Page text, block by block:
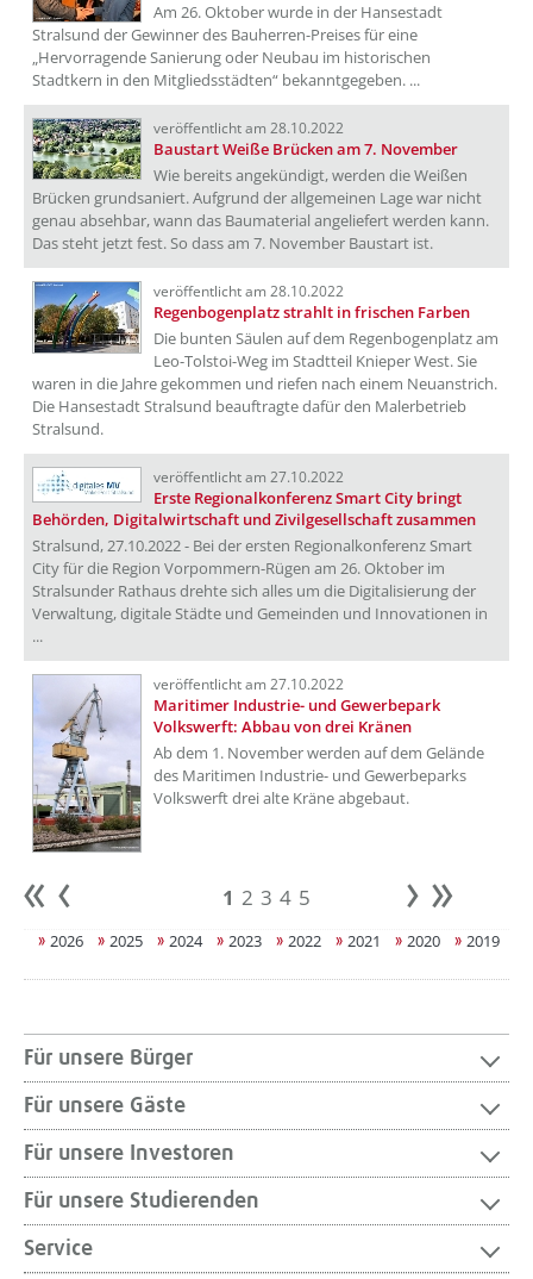
Am 26. Oktober wurde in der Hansestadt
Stralsund der Gewinner des Bauherren-Preises für eine
„Hervorragende Sanierung oder Neubau im historischen
Stadtkern in den Mitgliedsstädten“ bekanntgegeben. ...
veröffentlicht am 28.10.2022
Baustart Weiße Brücken am 7. November
Wie bereits angekündigt, werden die Weißen
Brücken grundsaniert. Aufgrund der allgemeinen Lage war nicht
genau absehbar, wann das Baumaterial angeliefert werden kann.
Das steht jetzt fest. So dass am 7. November Baustart ist.
veröffentlicht am 28.10.2022
Regenbogenplatz strahlt in frischen Farben
Die bunten Säulen auf dem Regenbogenplatz am
Leo-Tolstoi-Weg im Stadtteil Knieper West. Sie
waren in die Jahre gekommen und riefen nach einem Neuanstrich.
Die Hansestadt Stralsund beauftragte dafür den Malerbetrieb
Stralsund.
veröffentlicht am 27.10.2022
Erste Regionalkonferenz Smart City bringt
Behörden, Digitalwirtschaft und Zivilgesellschaft zusammen
Stralsund, 27.10.2022 - Bei der ersten Regionalkonferenz Smart
City für die Region Vorpommern-Rügen am 26. Oktober im
Stralsunder Rathaus drehte sich alles um die Digitalisierung der
Verwaltung, digitale Städte und Gemeinden und Innovationen in
...
veröffentlicht am 27.10.2022
Maritimer Industrie- und Gewerbepark
Volkswerft: Abbau von drei Kränen
Ab dem 1. November werden auf dem Gelände
des Maritimen Industrie- und Gewerbeparks
Volkswerft drei alte Kräne abgebaut.
Anfang 1 2 3 4 5 weiter
2026 2025 2024 2023 2022 2021 2020 2019
Für unsere Bürger
Für unsere Gäste
Für unsere Investoren
Für unsere Studierenden
Service